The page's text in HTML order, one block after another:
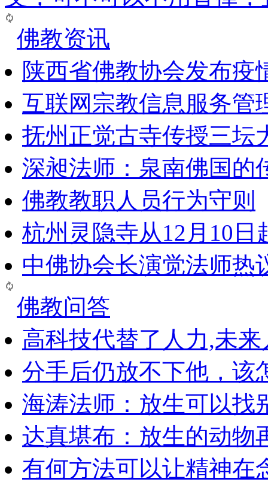
佛教资讯
陕西省佛教协会发布疫
互联网宗教信息服务管
抚州正觉古寺传授三坛
深昶法师：泉南佛国的
佛教教职人员行为守则
杭州灵隐寺从12月10日
中佛协会长演觉法师热
佛教问答
高科技代替了人力,未
分手后仍放不下他，该
海涛法师：放生可以找
达真堪布：放生的动物
有何方法可以让精神在